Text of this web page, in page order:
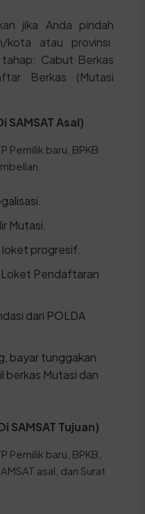
jika Anda pindah
kota atau provinsi.
Cabut Berkas
Berkas (Mutasi
SAMSAT Asal)
Pemilik baru, BPKB
Mutasi.
progresif.
Pendaftaran
dari POLDA
bayar tunggakan
berkas Mutasi dan
SAMSAT Tujuan)
Pemilik baru, BPKB,
asal, dan Surat